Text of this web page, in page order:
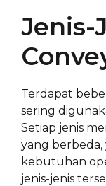
Jenis-
Terdapat
sering
Setiap jenis
yang berbeda,
kebutuhan
jenis-jenis